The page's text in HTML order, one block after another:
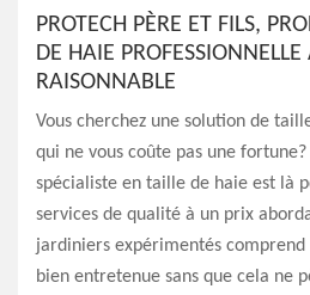
PROTECH PÈRE ET FILS,
DE HAIE
RAISONNABLE
Vous cherchez une solution de
qui ne vous coûte pas une
spécialiste en taille de haie est là
services de qualité à un prix
jardiniers expérimentés
bien entretenue sans que cela ne